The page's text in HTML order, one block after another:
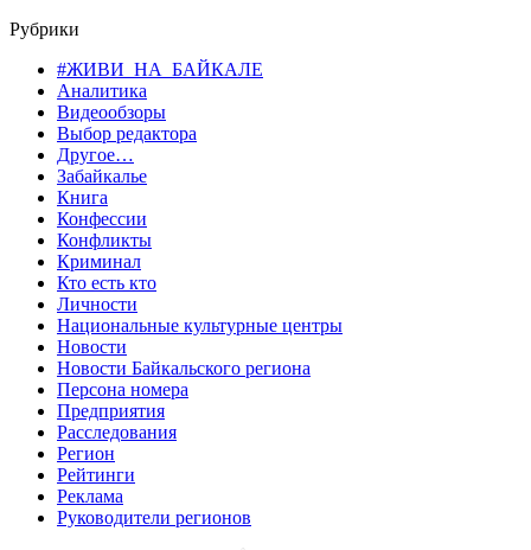
Рубрики
#ЖИВИ_НА_БАЙКАЛЕ
Аналитика
Видеообзоры
Выбор редактора
Другое…
Забайкалье
Книга
Конфессии
Конфликты
Криминал
Кто есть кто
Личности
Национальные культурные центры
Новости
Новости Байкальского региона
Персона номера
Предприятия
Расследования
Регион
Рейтинги
Реклама
Руководители регионов